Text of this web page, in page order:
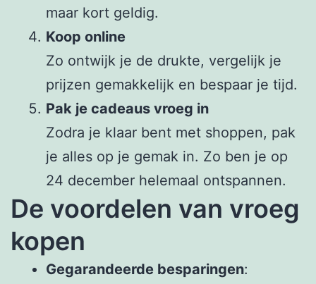
maar kort geldig.
Koop online
Zo ontwijk je de drukte, vergelijk je
prijzen gemakkelijk en bespaar je tijd.
Pak je cadeaus vroeg in
Zodra je klaar bent met shoppen, pak
je alles op je gemak in. Zo ben je op
24 december helemaal ontspannen.
De voordelen van vroeg
kopen
Gegarandeerde besparingen: